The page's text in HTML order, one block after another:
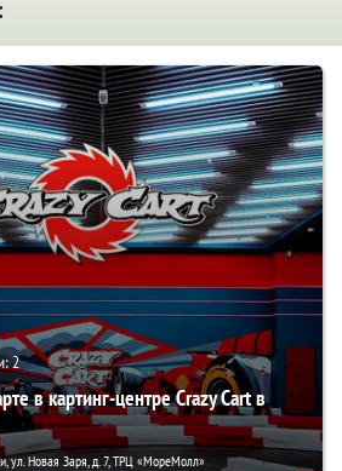
2
в картинг-центре Crazy Cart в
ул. Новая Заря, д. 7, ТРЦ «МореМолл»